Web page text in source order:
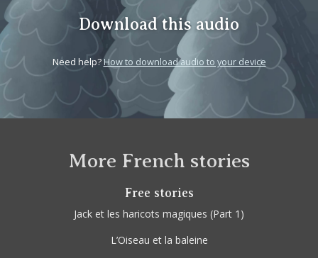
Download this audio
Need help?How to download audio to your device
More French stories
Free stories
Jack et les haricots magiques (Part 1)
L’Oiseau et la baleine